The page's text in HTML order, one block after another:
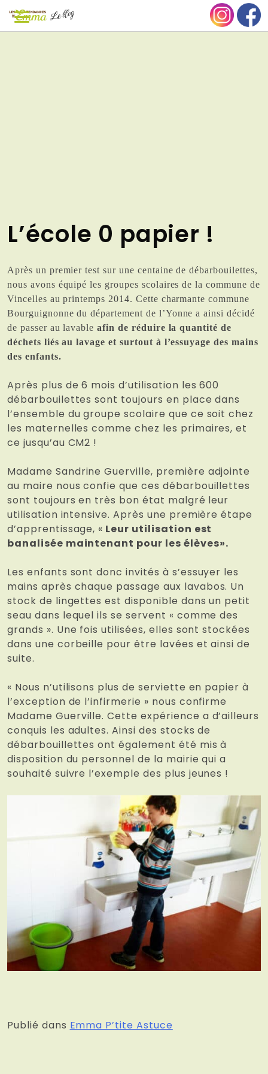
Aller
contenu
L’école 0 papier !
Après un premier test sur une centaine de débarbouilettes,
nous avons équipé les groupes scolaires de la commune de
Vincelles au printemps 2014. Cette charmante commune
Bourguignonne du département de l’Yonne a ainsi décidé
de passer au lavableafin de réduire la quantité de
déchets liés au lavage et surtout à l’essuyage des mains
des enfants.
Après plus de 6 mois d’utilisation les 600
débarbouilettes sont toujours en place dans
l’ensemble du groupe scolaire que ce soit chez
les maternelles comme chez les primaires, et
ce jusqu’au CM2 !
Madame Sandrine Guerville, première adjointe
au maire nous confie que ces débarbouillettes
sont toujours en très bon état malgré leur
utilisation intensive. Après une première étape
d’apprentissage, « Leur utilisation est
banalisée maintenant pour les élèves».
Les enfants sont donc invités à s’essuyer les
mains après chaque passage aux lavabos. Un
stock de lingettes est disponible dans un petit
seau dans lequel ils se servent « comme des
grands ». Une fois utilisées, elles sont stockées
dans une corbeille pour être lavées et ainsi de
suite.
« Nous n’utilisons plus de serviette en papier à
l’exception de l’infirmerie » nous confirme
Madame Guerville. Cette expérience a d’ailleurs
conquis les adultes. Ainsi des stocks de
débarbouillettes ont également été mis à
disposition du personnel de la mairie qui a
souhaité suivre l’exemple des plus jeunes !
Publié dans Emma P’tite Astuce